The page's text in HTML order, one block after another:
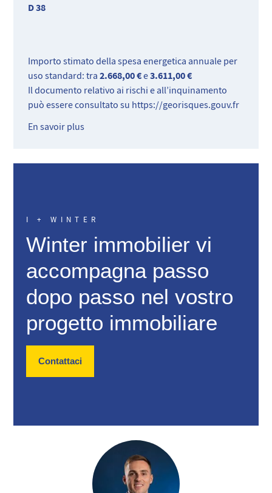
D 38
Importo stimato della spesa energetica annuale per
uso standard: tra2.668,00 €e3.611,00 €
Il documento relativo ai rischi e all’inquinamento
può essere consultato su https://georisques.gouv.fr
En savoir plus
I + WINTER
Winter immobilier vi
accompagna passo
dopo passo nel vostro
progetto immobiliare
Contattaci